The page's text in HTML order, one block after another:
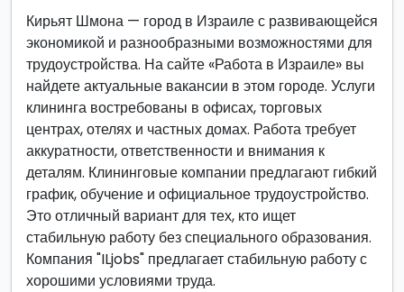
Кирьят Шмона — город в Израиле с развивающейся
экономикой и разнообразными возможностями для
трудоустройства. На сайте «Работа в Израиле» вы
найдете актуальные вакансии в этом городе. Услуги
клининга востребованы в офисах, торговых
центрах, отелях и частных домах. Работа требует
аккуратности, ответственности и внимания к
деталям. Клининговые компании предлагают гибкий
график, обучение и официальное трудоустройство.
Это отличный вариант для тех, кто ищет
стабильную работу без специального образования.
Компания "ILjobs" предлагает стабильную работу с
хорошими условиями труда.